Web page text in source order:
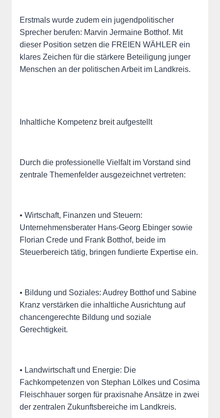
Erstmals wurde zudem ein jugendpolitischer
Sprecher berufen: Marvin Jermaine Botthof. Mit
dieser Position setzen die FREIEN WÄHLER ein
klares Zeichen für die stärkere Beteiligung junger
Menschen an der politischen Arbeit im Landkreis.
Inhaltliche Kompetenz breit aufgestellt
Durch die professionelle Vielfalt im Vorstand sind
zentrale Themenfelder ausgezeichnet vertreten:
• Wirtschaft, Finanzen und Steuern:
Unternehmensberater Hans-Georg Ebinger sowie
Florian Crede und Frank Botthof, beide im
Steuerbereich tätig, bringen fundierte Expertise ein.
• Bildung und Soziales: Audrey Botthof und Sabine
Kranz verstärken die inhaltliche Ausrichtung auf
chancengerechte Bildung und soziale
Gerechtigkeit.
• Landwirtschaft und Energie: Die
Fachkompetenzen von Stephan Lölkes und Cosima
Fleischhauer sorgen für praxisnahe Ansätze in zwei
der zentralen Zukunftsbereiche im Landkreis.